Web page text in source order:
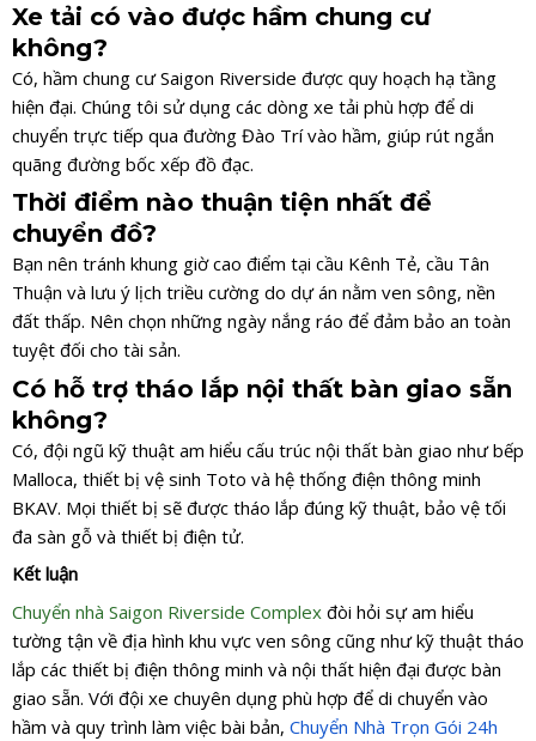
Xe tải có vào được hầm chung cư
không?
Có, hầm chung cư Saigon Riverside được quy hoạch hạ tầng
hiện đại. Chúng tôi sử dụng các dòng xe tải phù hợp để di
chuyển trực tiếp qua đường Đào Trí vào hầm, giúp rút ngắn
quãng đường bốc xếp đồ đạc.
Thời điểm nào thuận tiện nhất để
chuyển đồ?
Bạn nên tránh khung giờ cao điểm tại cầu Kênh Tẻ, cầu Tân
Thuận và lưu ý lịch triều cường do dự án nằm ven sông, nền
đất thấp. Nên chọn những ngày nắng ráo để đảm bảo an toàn
tuyệt đối cho tài sản.
Có hỗ trợ tháo lắp nội thất bàn giao sẵn
không?
Có, đội ngũ kỹ thuật am hiểu cấu trúc nội thất bàn giao như bếp
Malloca, thiết bị vệ sinh Toto và hệ thống điện thông minh
BKAV. Mọi thiết bị sẽ được tháo lắp đúng kỹ thuật, bảo vệ tối
đa sàn gỗ và thiết bị điện tử.
Kết luận
Chuyển nhà Saigon Riverside Complex đòi hỏi sự am hiểu
tường tận về địa hình khu vực ven sông cũng như kỹ thuật tháo
lắp các thiết bị điện thông minh và nội thất hiện đại được bàn
giao sẵn. Với đội xe chuyên dụng phù hợp để di chuyển vào
hầm và quy trình làm việc bài bản, Chuyển Nhà Trọn Gói 24h